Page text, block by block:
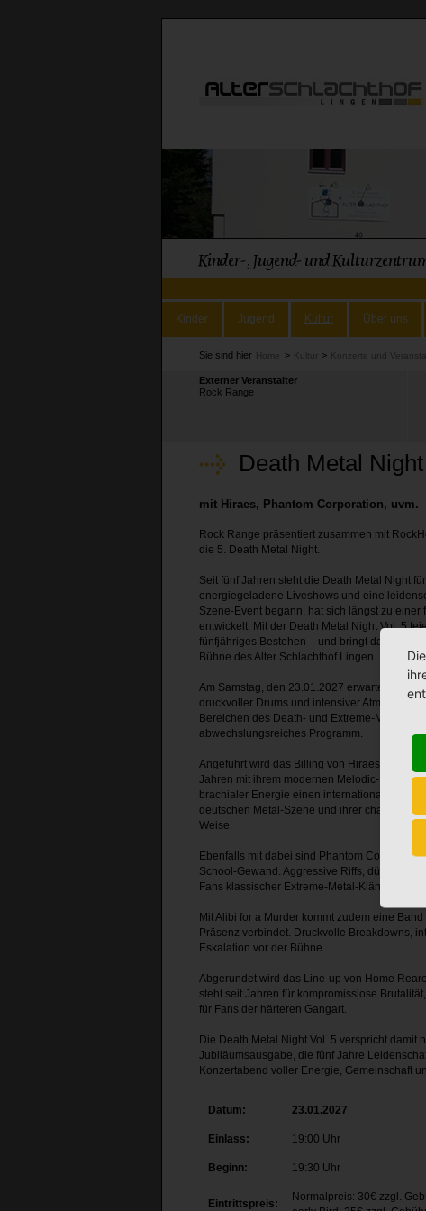
Kinder Jugend Kultur Über uns
Sie sind hier Home > Kultur > Konzerte und
Externer Veranstalter
Rock Range
Death Metal
mit Hiraes, Phantom Corporation, uvm.
Rock Range präsentiert zusammen mit
die 5. Death Metal Night.
Seit fünf Jahren steht die Death Metal Night
energiegeladene Liveshows und eine
Szene-Event begann, hat sich längst zu einer
entwickelt. Mit der Death Metal Night Vol. 5
fünfjähriges Bestehen – und bringt dafür ein
Bühne des Alter Schlachthof Lingen.
Am Samstag, den 23.01.2027 erwartet die
druckvoller Drums und intensiver
Bereichen des Death- und Extreme-Metal
abwechslungsreiches Programm.
Angeführt wird das Billing von Hiraes. Die
Jahren mit ihrem modernen Melodic-Death-
brachialer Energie einen internationalen
deutschen Metal-Szene und ihrer
Weise.
Ebenfalls mit dabei sind Phantom
School-Gewand. Aggressive Riffs, düstere
Fans klassischer Extreme-Metal-Klänge.
Mit Alibi for a Murder kommt zudem eine
Präsenz verbindet. Druckvolle Breakdowns,
Eskalation vor der Bühne.
Abgerundet wird das Line-up von Home
steht seit Jahren für kompromisslose
für Fans der härteren Gangart.
Die Death Metal Night Vol. 5 verspricht
Jubiläumsausgabe, die fünf Jahre
Konzertabend voller Energie, Gemeinschaft
Datum: 23.01.2027
Einlass: 19:00 Uhr
Beginn: 19:30 Uhr
Eintrittspreis:
Normalpreis: 30€ zzgl.